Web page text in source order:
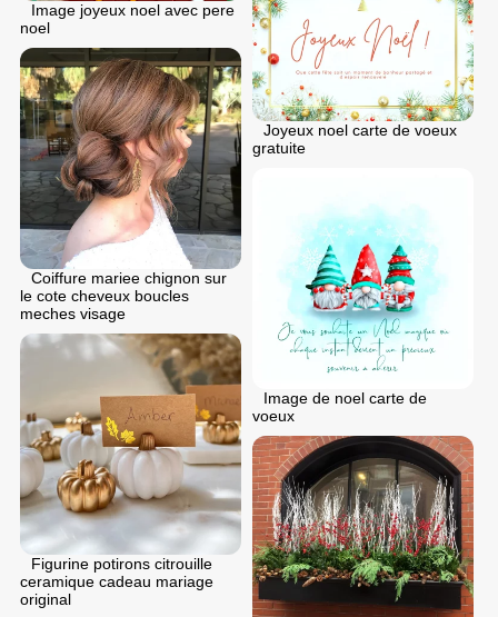
Image joyeux noel avec pere
noel
Joyeux noel carte de voeux
gratuite
Coiffure mariee chignon sur
le cote cheveux boucles
meches visage
Image de noel carte de
voeux
Figurine potirons citrouille
ceramique cadeau mariage
original